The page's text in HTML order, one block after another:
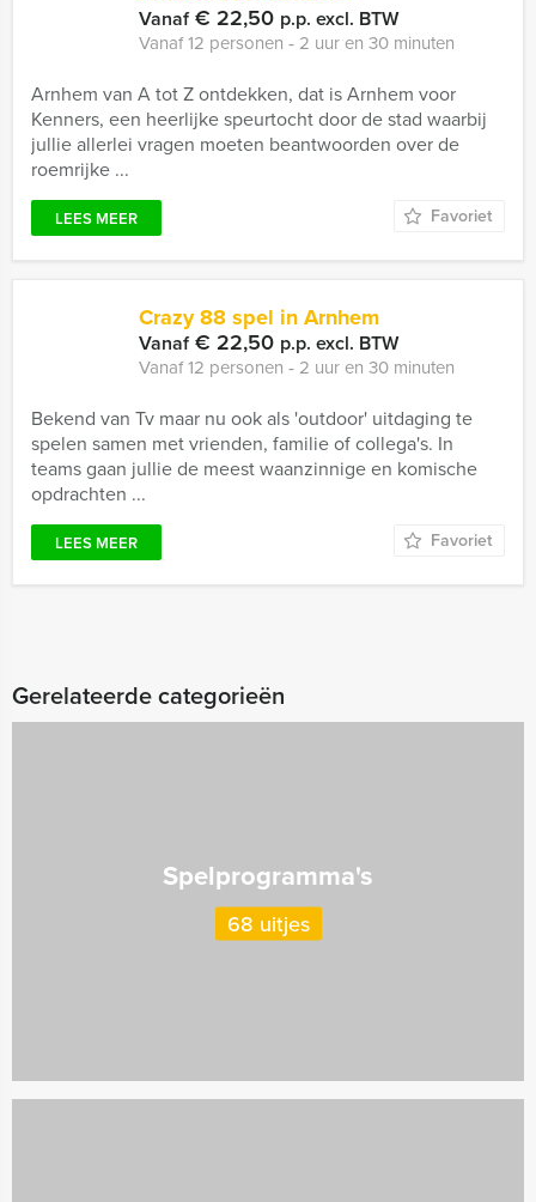
Vanaf€ 22,50 p.p. excl. BTW
Vanaf 12 personen ‐ 2 uur en 30 minuten
Arnhem van A tot Z ontdekken, dat is Arnhem voor
Kenners, een heerlijke speurtocht door de stad waarbij
jullie allerlei vragen moeten beantwoorden over de
roemrijke ...
LEES MEER Favoriet
Crazy 88 spel in Arnhem
Vanaf€ 22,50 p.p. excl. BTW
Vanaf 12 personen ‐ 2 uur en 30 minuten
Bekend van Tv maar nu ook als 'outdoor' uitdaging te
spelen samen met vrienden, familie of collega's. In
teams gaan jullie de meest waanzinnige en komische
opdrachten ...
LEES MEER Favoriet
Gerelateerde categorieën
Spelprogramma's
68 uitjes